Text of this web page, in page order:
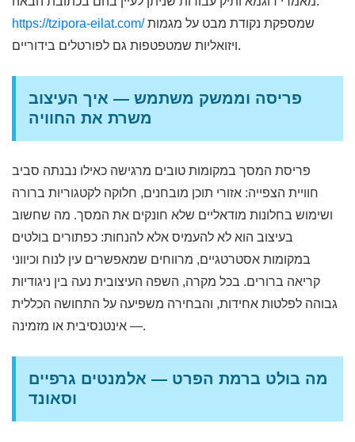
https://tzipora-eilat.com/שמספקת נקודת מבט על מגמות
ויזואליות שמטפטפות גם לפורטלים בידוריים.
פריסה וממשק משתמש — איך העיצוב
משרת את החוויה
פריסת המסך במקומות טובים מרגישה כאילו נבנתה סביב
חוויית הצפייה: אזורי תוכן מובחנים, חלוקה לקטגוריות ברורה
ושימוש בחלונות מודאליים שלא חונקים את המסך. מה שחשוב
בעיצוב הוא לא להעמיס אלא להנחות: כפתורים בולטים
במקומות אסטרטגיים, מרווחים שמאפשרים עין לנוח וכיווני
קריאה ברורים. בכל מקרה, השפה העיצובית נעה בין ניגודיות
גבוהה לפלטות אחידות, והבחירה משפיעה על התחושה הכללית
— אינטנסיבית או מזמינה.
מה בולט ברמת הפרט — אלמנטים גרפיים
וסאונד